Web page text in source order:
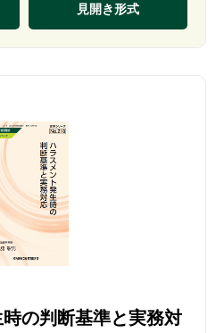
見開き形式
の判断基準と実務対